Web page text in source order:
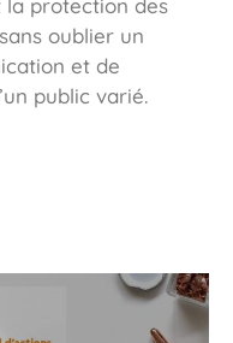
oublier un
et de
public varié.